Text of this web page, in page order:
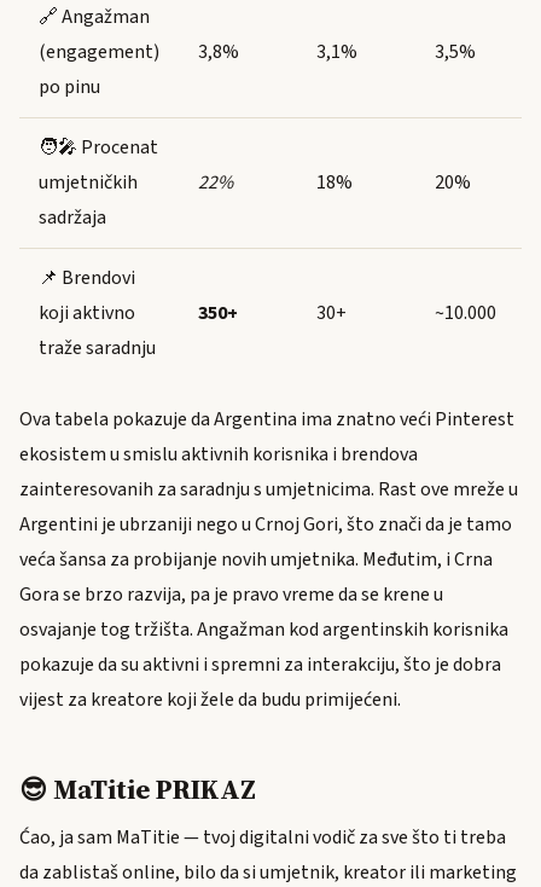
🔗 Angažman
(engagement)
po pinu
3,8% 3,1% 3,5%
🧑‍🎤 Procenat
umjetničkih
sadržaja
22% 18% 20%
📌 Brendovi
koji aktivno
traže saradnju
350+ 30+ ~10.000
Ova tabela pokazuje da Argentina ima znatno veći Pinterest
ekosistem u smislu aktivnih korisnika i brendova
zainteresovanih za saradnju s umjetnicima. Rast ove mreže u
Argentini je ubrzaniji nego u Crnoj Gori, što znači da je tamo
veća šansa za probijanje novih umjetnika. Međutim, i Crna
Gora se brzo razvija, pa je pravo vreme da se krene u
osvajanje tog tržišta. Angažman kod argentinskih korisnika
pokazuje da su aktivni i spremni za interakciju, što je dobra
vijest za kreatore koji žele da budu primijećeni.
😎 MaTitie PRIKAZ
Ćao, ja sam MaTitie — tvoj digitalni vodič za sve što ti treba
da zablistaš online, bilo da si umjetnik, kreator ili marketing